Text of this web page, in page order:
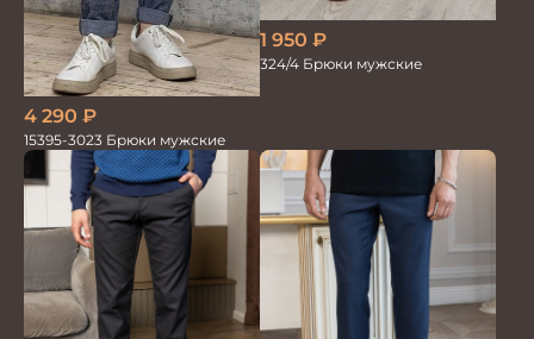
4 290 ₽
15395-3023 Брюки мужские
1 950 ₽
324/4 Брюки мужские